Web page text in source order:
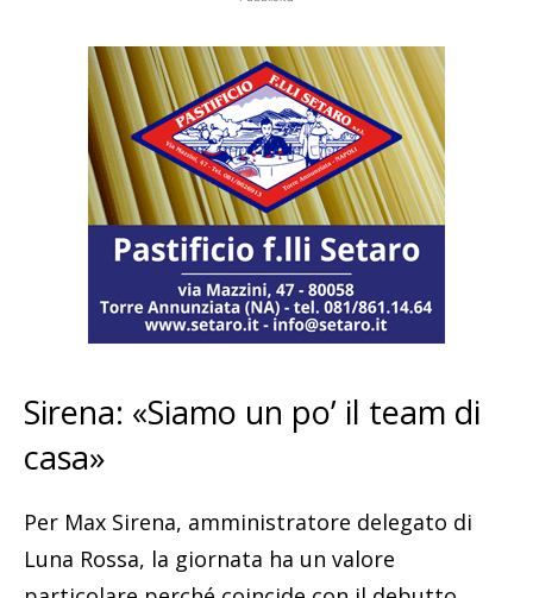
Sirena: «Siamo un po’ il team di
casa»
Per Max Sirena, amministratore delegato di
Luna Rossa, la giornata ha un valore